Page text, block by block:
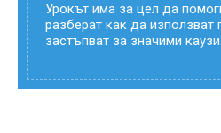
Урокът има за цел да
разберат как да използват
застъпват за значими